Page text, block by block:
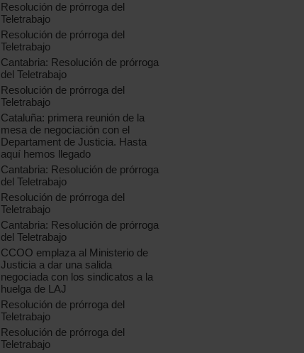
Resolución de prórroga del
Teletrabajo
Resolución de prórroga del
Teletrabajo
Cantabria: Resolución de prórroga
del Teletrabajo
Resolución de prórroga del
Teletrabajo
Cataluña: primera reunión de la
mesa de negociación con el
Departament de Justicia. Hasta
aquí hemos llegado
Cantabria: Resolución de prórroga
del Teletrabajo
Resolución de prórroga del
Teletrabajo
Cantabria: Resolución de prórroga
del Teletrabajo
CCOO emplaza al Ministerio de
Justicia a dar una salida
negociada con los sindicatos a la
huelga de LAJ
Resolución de prórroga del
Teletrabajo
Resolución de prórroga del
Teletrabajo